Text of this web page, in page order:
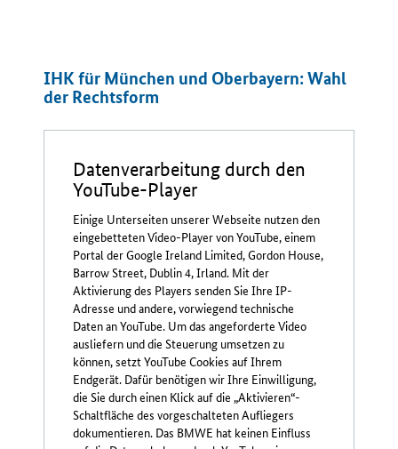
IHK für München und Oberbayern: Wahl
der Rechtsform
Datenverarbeitung durch den
YouTube-Player
Einige Unterseiten unserer Webseite nutzen den
eingebetteten Video-Player von YouTube, einem
Portal der Google Ireland Limited, Gordon House,
Barrow Street, Dublin 4, Irland. Mit der
Aktivierung des Players senden Sie Ihre IP-
Adresse und andere, vorwiegend technische
Daten an YouTube. Um das angeforderte Video
ausliefern und die Steuerung umsetzen zu
können, setzt YouTube Cookies auf Ihrem
Endgerät. Dafür benötigen wir Ihre Einwilligung,
die Sie durch einen Klick auf die „Aktivieren“-
Schaltfläche des vorgeschalteten Aufliegers
dokumentieren. Das BMWE hat keinen Einfluss